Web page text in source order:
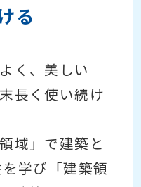
る
く、美しい
長く使い続け
域」で建築と
学び「建築領